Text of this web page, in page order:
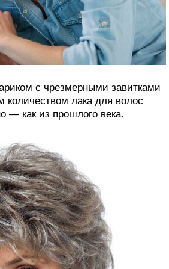
с чрезмерными завитками
количеством лака для волос
— как из прошлого века.